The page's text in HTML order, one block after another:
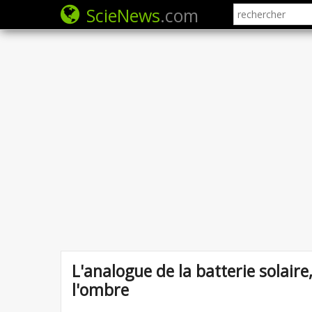
ScieNews.com
L'analogue de la batterie
l'ombre